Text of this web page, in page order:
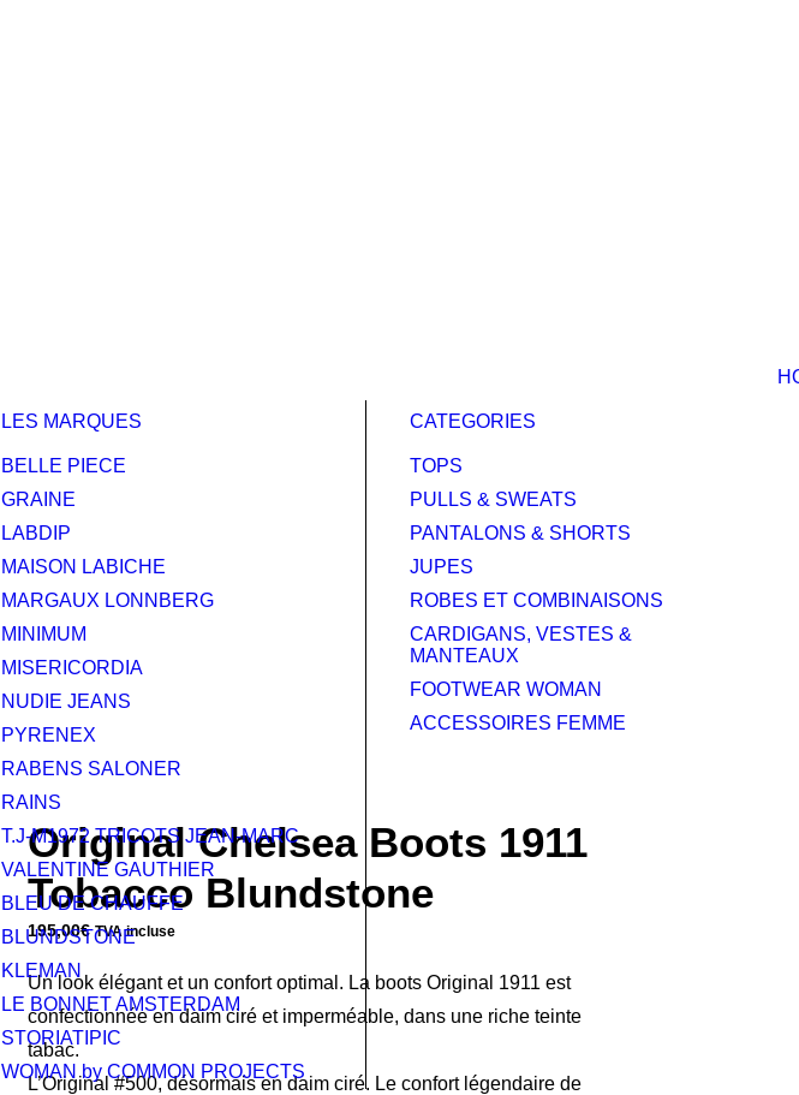
LES MARQUES
BELLE PIECE
GRAINE
LABDIP
MAISON LABICHE
MARGAUX LONNBERG
MINIMUM
MISERICORDIA
NUDIE JEANS
PYRENEX
RABENS SALONER
RAINS
T.J-M1972 TRICOTS JEAN-MARC
VALENTINE GAUTHIER
BLEU DE CHAUFFE
BLUNDSTONE
KLEMAN
LE BONNET AMSTERDAM
STORIATIPIC
WOMAN by COMMON PROJECTS
CATEGORIES
TOPS
PULLS & SWEATS
PANTALONS & SHORTS
JUPES
ROBES ET COMBINAISONS
CARDIGANS, VESTES &
MANTEAUX
FOOTWEAR WOMAN
ACCESSOIRES FEMME
Original Chelsea Boots 1911
Tobacco Blundstone
195,00€ TVA incluse
Un look élégant et un confort optimal. La boots Original 1911 est
confectionnée en daim ciré et imperméable, dans une riche teinte
tabac.
L’Original #500, désormais en daim ciré. Le confort légendaire de